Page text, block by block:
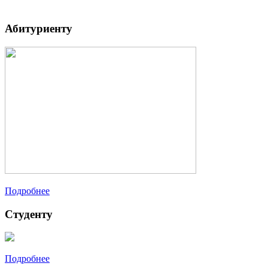
Абитуриенту
Подробнее
Студенту
Подробнее